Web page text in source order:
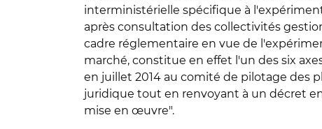
interministérielle spécifique à
après consultation des collectivités
cadre réglementaire en vue de
marché, constitue en effet l'un des six
en juillet 2014 au comité de pilotage des
juridique tout en renvoyant à un décret
mise en œuvre".